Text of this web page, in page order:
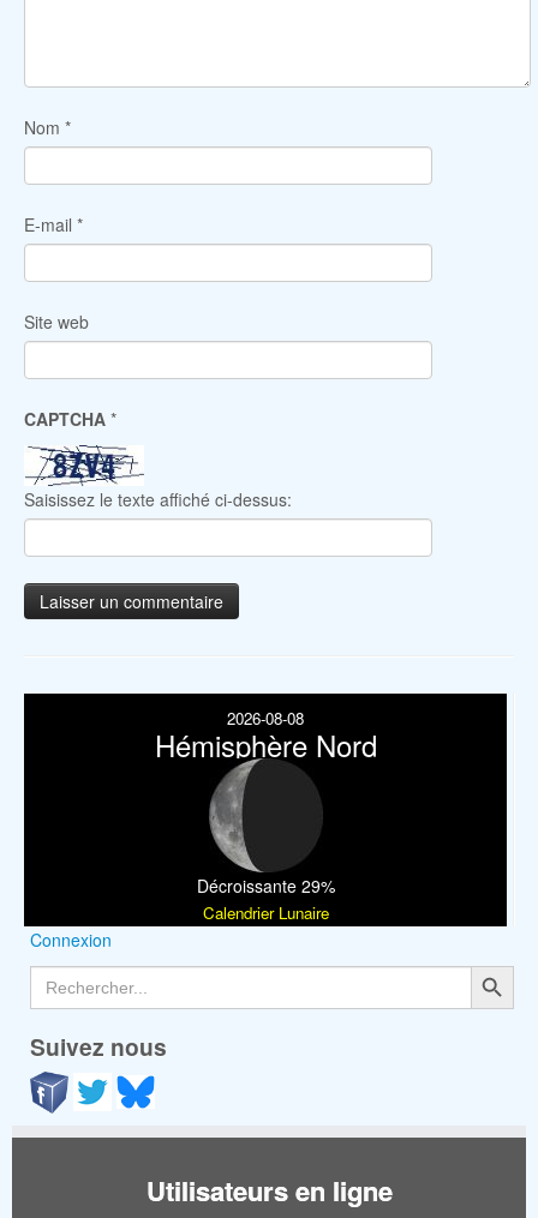
Nom *
E-mail *
Site web
CAPTCHA *
Saisissez le texte affiché ci-dessus:
2026-08-08
Hémisphère Nord
Décroissante 29%
Calendrier Lunaire
Connexion
Search
for:
Search Button
Suivez nous
Utilisateurs en ligne